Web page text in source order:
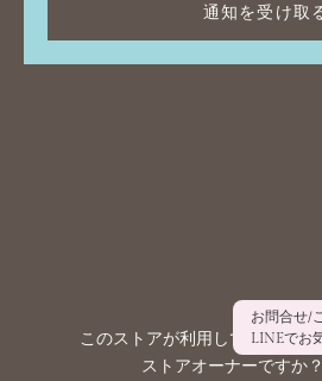
通知を受け取
このストアが利用しているシス
ストアオーナーですか？
お問合せ/
LINEでお